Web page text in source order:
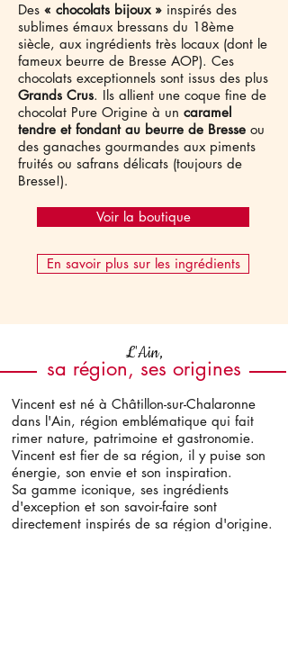
Des « chocolats bijoux » inspirés des
sublimes émaux bressans du 18ème
siècle, aux ingrédients très locaux (dont le
fameux beurre de Bresse AOP). Ces
chocolats exceptionnels sont issus des plus
Grands Crus. Ils allient une coque fine de
chocolat Pure Origine à un caramel
tendre et fondant au beurre de Bresse ou
des ganaches gourmandes aux piments
fruités ou safrans délicats (toujours de
Bresse!).
Voir la boutique
En savoir plus sur les ingrédients
L'Ain,
sa région, ses origines
Vincent est né à Châtillon-sur-Chalaronne
dans l'Ain, région emblématique qui fait
rimer nature, patrimoine et gastronomie.
Vincent est fier de sa région, il y puise son
énergie, son envie et son inspiration.
Sa gamme iconique, ses ingrédients
d'exception et son savoir-faire sont
directement inspirés de sa région d'origine.